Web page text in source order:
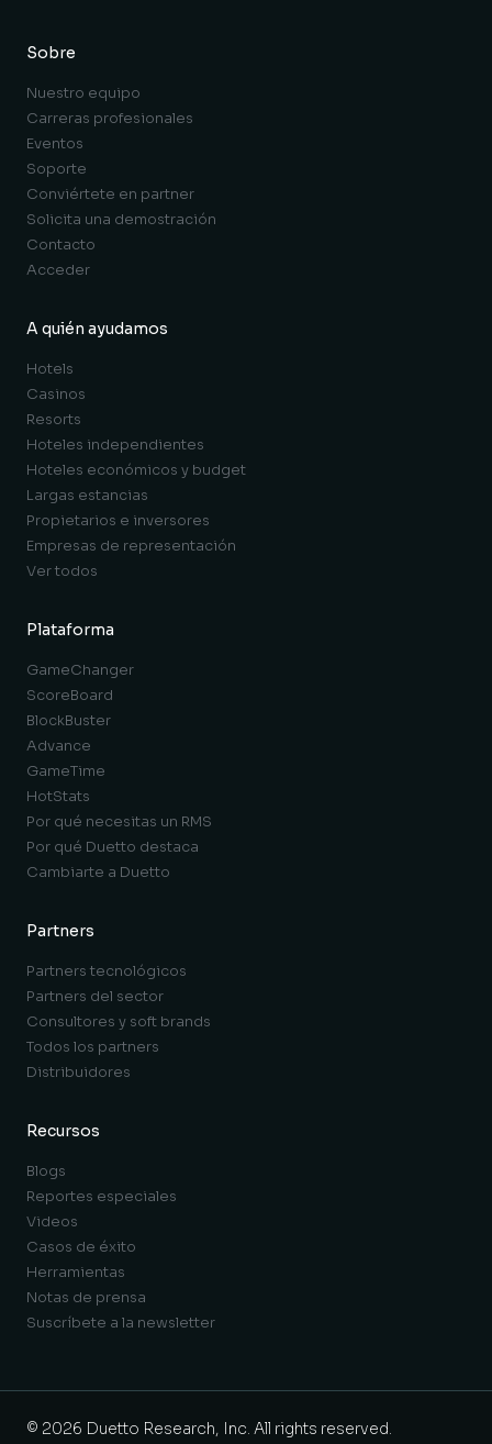
Sobre
Nuestro equipo
Carreras profesionales
Eventos
Soporte
Conviértete en partner
Solicita una demostración
Contacto
Acceder
A quién ayudamos
Hotels
Casinos
Resorts
Hoteles independientes
Hoteles económicos y budget
Largas estancias
Propietarios e inversores
Empresas de representación
Ver todos
Plataforma
GameChanger
ScoreBoard
BlockBuster
Advance
GameTime
HotStats
Por qué necesitas un RMS
Por qué Duetto destaca
Cambiarte a Duetto
Partners
Partners tecnológicos
Partners del sector
Consultores y soft brands
Todos los partners
Distribuidores
Recursos
Blogs
Reportes especiales
Videos
Casos de éxito
Herramientas
Notas de prensa
Suscríbete a la newsletter
© 2026 Duetto Research, Inc. All rights reserved.